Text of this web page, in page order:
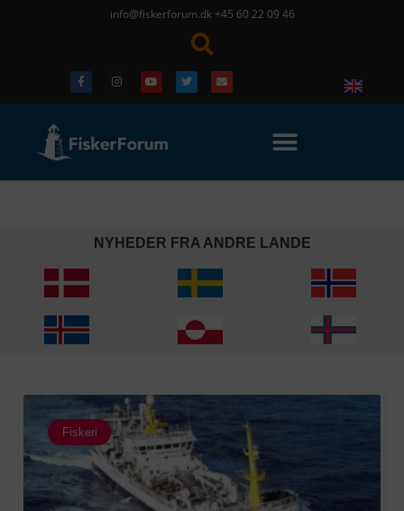
info@fiskerforum.dk +45 60 22 09 46
NYHEDER FRA ANDRE LANDE
Fiskeri